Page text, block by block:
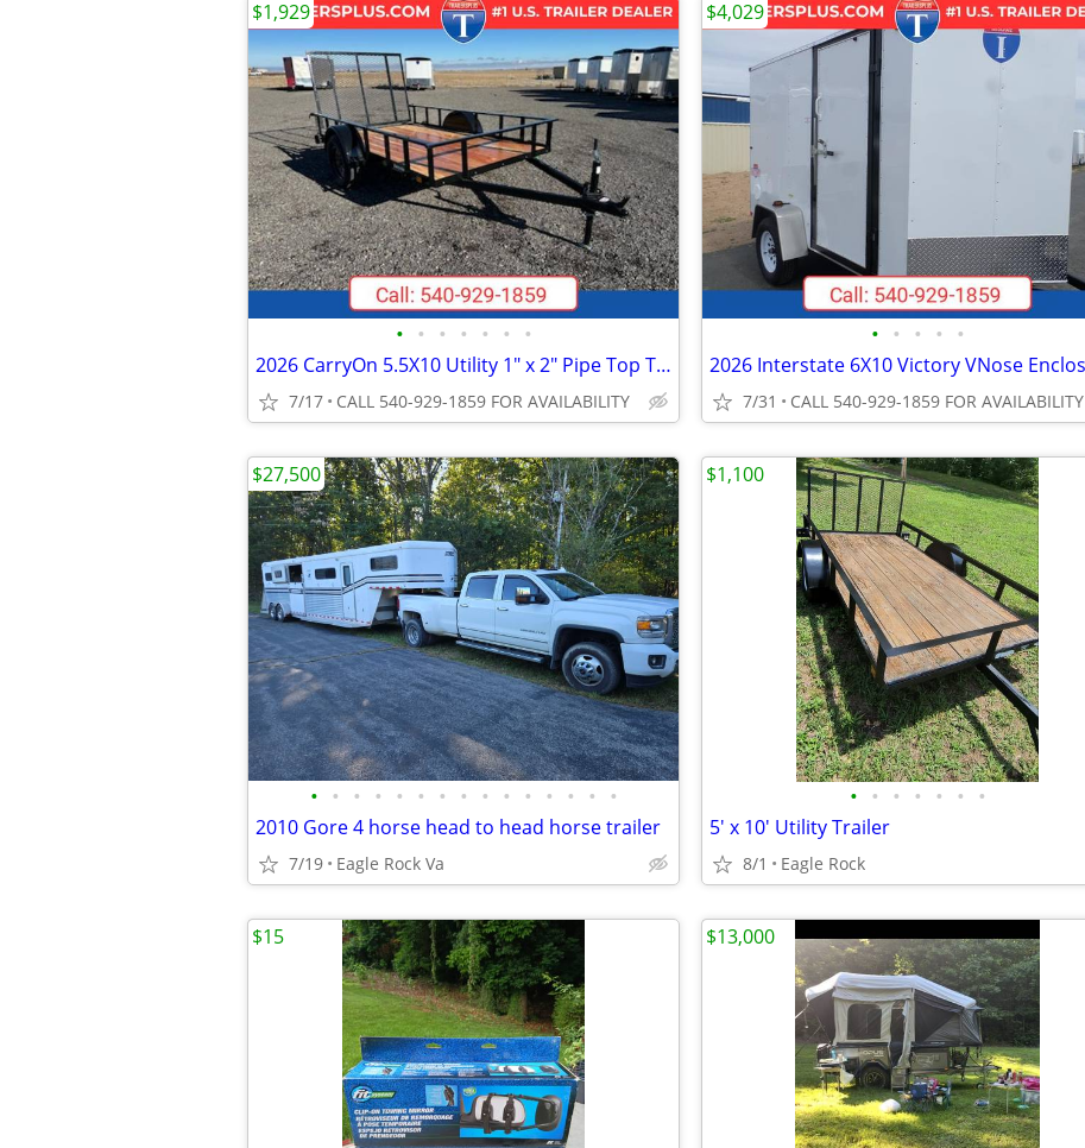
• • • • • • •
2026 CarryOn 5.5X10 Utility 1" x 2" Pipe Top Trailer Black
7/17 CALL 540-929-1859 FOR AVAILABILITY
$1,929
• • • • •
7/31 CALL 540-929-1859 FOR AVAILABILITY
$4,029
• • • • • • • • • • • • • • •
2010 Gore 4 horse head to head horse trailer
7/19 Eagle Rock Va
$27,500
• • • • • • •
5' x 10' Utility Trailer
8/1 Eagle Rock
$1,100
$15 $13,000